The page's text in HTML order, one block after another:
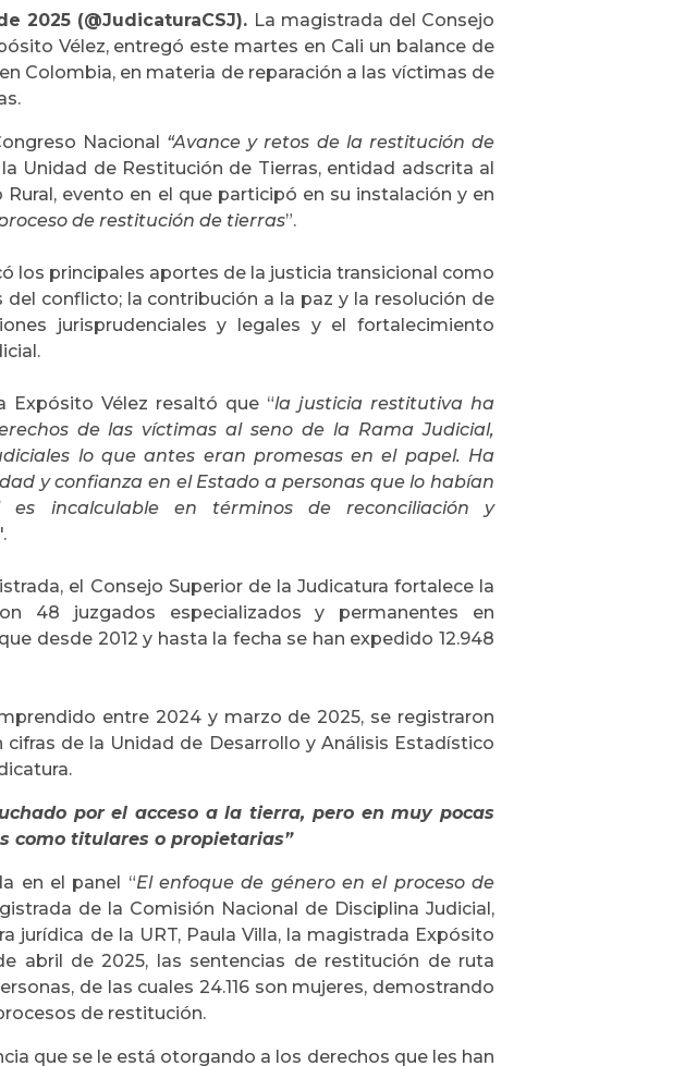
2025 (@JudicaturaCSJ). La magistrada del Consejo
Vélez, entregó este martes en Cali un balance de
Colombia, en materia de reparación a las víctimas de
Nacional “Avance y retos de la restitución de
Unidad de Restitución de Tierras, entidad adscrita al
evento en el que participó en su instalación y en
de restitución de tierras”.
los principales aportes de la justicia transicional como
conflicto; la contribución a la paz y la resolución de
jurisprudenciales y legales y el fortalecimiento
Expósito Vélez resaltó que “la justicia restitutiva ha
de las víctimas al seno de la Rama Judicial,
lo que antes eran promesas en el papel. Ha
y confianza en el Estado a personas que lo habían
incalculable en términos de reconciliación y
el Consejo Superior de la Judicatura fortalece la
48 juzgados especializados y permanentes en
desde 2012 y hasta la fecha se han expedido 12.948
entre 2024 y marzo de 2025, se registraron
de la Unidad de Desarrollo y Análisis Estadístico
por el acceso a la tierra, pero en muy pocas
como titulares o propietarias”
en el panel “El enfoque de género en el proceso de
de la Comisión Nacional de Disciplina Judicial,
jurídica de la URT, Paula Villa, la magistrada Expósito
abril de 2025, las sentencias de restitución de ruta
de las cuales 24.116 son mujeres, demostrando
de restitución.
que se le está otorgando a los derechos que les han